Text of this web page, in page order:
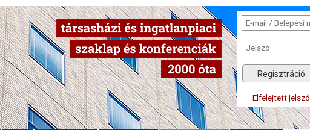
Regisztráció
Elfelejtett jelszó